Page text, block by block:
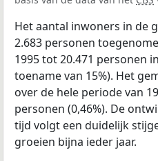
Het aantal inwoners in de
2.683 personen
1995 tot 20.471 personen
toename van 15%). Het
over de hele periode van
personen (0,46%). De
tijd volgt een duidelijk
groeien bijna ieder jaar.